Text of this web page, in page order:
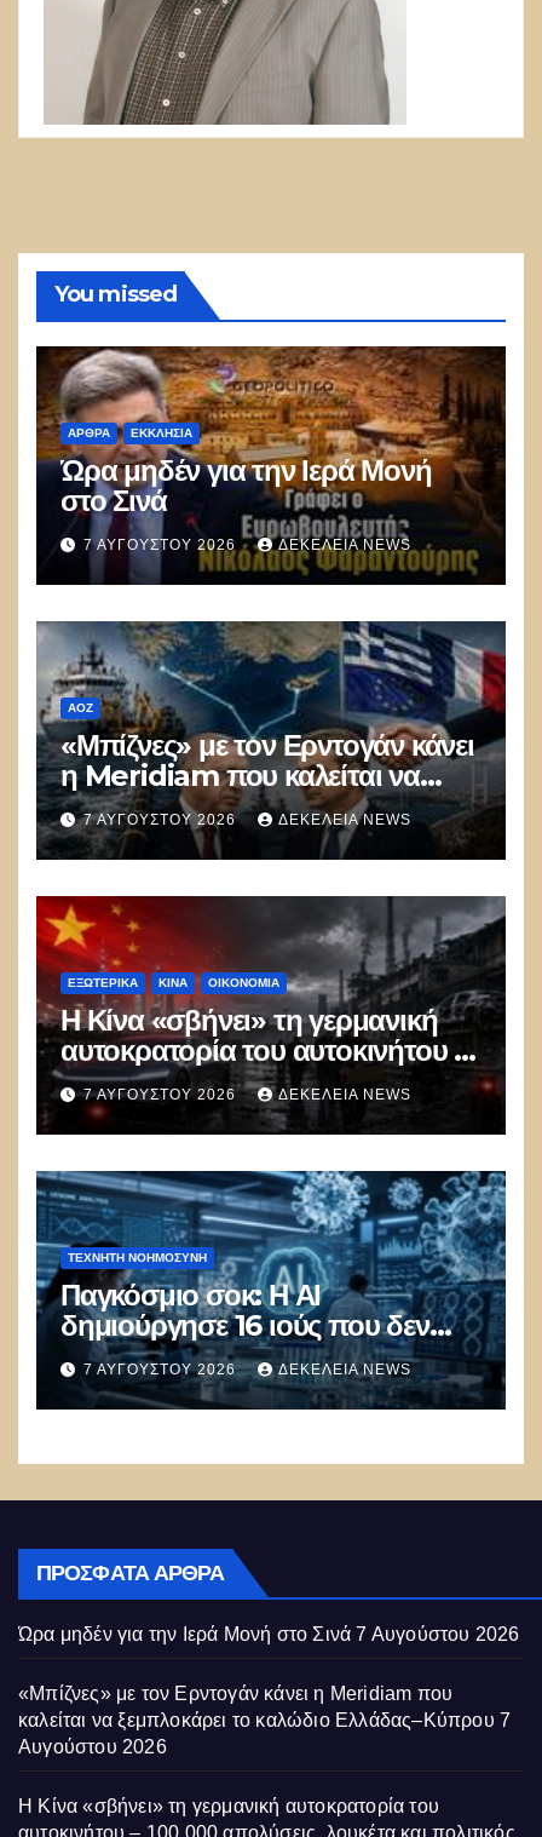
You missed
ΑΡΘΡΑ ΕΚΚΛΗΣΊΑ
Ώρα μηδέν για την Ιερά Μονή
στο Σινά
7 ΑΥΓΟΎΣΤΟΥ 2026 ΔΕΚΈΛΕΙΑ NEWS
ΑΟΖ
«Μπίζνες» με τον Ερντογάν κάνει
η Meridiam που καλείται να
ξεμπλοκάρει το καλώδιο
Ελλάδας–Κύπρου
7 ΑΥΓΟΎΣΤΟΥ 2026 ΔΕΚΈΛΕΙΑ NEWS
ΕΞΩΤΕΡΙΚΑ ΚΊΝΑ ΟΙΚΟΝΟΜΙΑ
Η Κίνα «σβήνει» τη γερμανική
αυτοκρατορία του αυτοκινήτου –
100.000 απολύσεις, λουκέτα και
πολιτικός πανικός
7 ΑΥΓΟΎΣΤΟΥ 2026 ΔΕΚΈΛΕΙΑ NEWS
ΤΕΧΝΗΤΉ ΝΟΗΜΟΣΎΝΗ
Παγκόσμιο σοκ: Η ΑΙ
δημιούργησε 16 ιούς που δεν
υπάρχουν στη φύση –
Συναγερμός: Ο εφιάλτης μόλις
άρχισε
7 ΑΥΓΟΎΣΤΟΥ 2026 ΔΕΚΈΛΕΙΑ NEWS
ΠΡΌΣΦΑΤΑ ΆΡΘΡΑ
Ώρα μηδέν για την Ιερά Μονή στο Σινά 7 Αυγούστου 2026
«Μπίζνες» με τον Ερντογάν κάνει η Meridiam που
καλείται να ξεμπλοκάρει το καλώδιο Ελλάδας–Κύπρου 7
Αυγούστου 2026
Η Κίνα «σβήνει» τη γερμανική αυτοκρατορία του
αυτοκινήτου – 100.000 απολύσεις, λουκέτα και πολιτικός